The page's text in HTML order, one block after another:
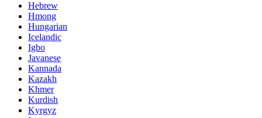
Hebrew
Hmong
Hungarian
Icelandic
Igbo
Javanese
Kannada
Kazakh
Khmer
Kurdish
Kyrgyz